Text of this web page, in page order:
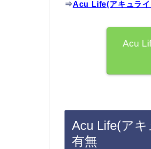
⇒Acu Life(アキュライ
Acu
Acu Life(ア
有無